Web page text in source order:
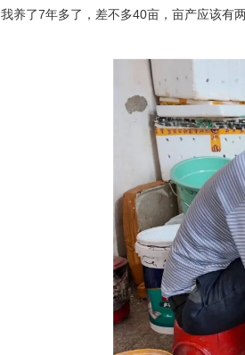
我养了7年多了，差不多40亩，亩产应该有